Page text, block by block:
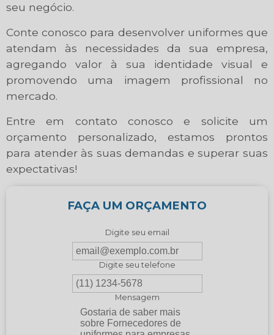
seu negócio.
Conte conosco para desenvolver uniformes que
atendam às necessidades da sua empresa,
agregando valor à sua identidade visual e
promovendo uma imagem profissional no
mercado.
Entre em contato conosco e solicite um
orçamento personalizado, estamos prontos
para atender às suas demandas e superar suas
expectativas!
FAÇA UM ORÇAMENTO
Digite seu email
Digite seu telefone
Mensagem